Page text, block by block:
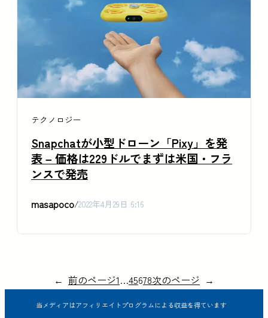
テクノロジー
Snapchatが小型ドローン「Pixy」を発
表 – 価格は229ドルでまずは米国・フラ
ンスで発売
masapoco/2022年4月29日 6:16
← 前のページ1…45678次のページ →
当メディアはアフィリエイトプログラムによる収益を得ています